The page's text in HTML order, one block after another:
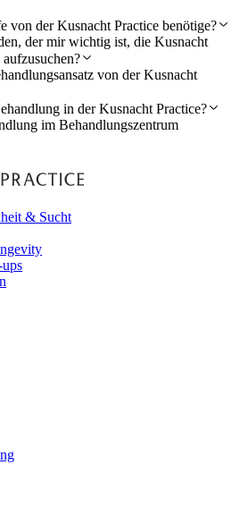
von der Kusnacht Practice benötige?
der mir wichtig ist, die Kusnacht
von der Kusnacht
in der Kusnacht Practice?
im Behandlungszentrum
& Sucht